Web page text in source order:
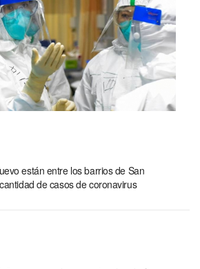
están entre los barrios de San
de casos de coronavirus